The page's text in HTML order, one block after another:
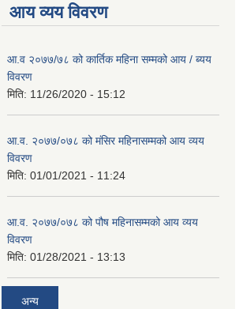
आय व्यय विवरण
आ.व २०७७/७८ को कार्तिक महिना सम्मको आय / ब्यय
विवरण
मिति: 11/26/2020 - 15:12
आ.व. २०७७/०७८ को मंसिर महिनासम्मको आय व्यय
विवरण
मिति: 01/01/2021 - 11:24
आ.व. २०७७/०७८ को पौष महिनासम्मको आय व्यय
विवरण
मिति: 01/28/2021 - 13:13
अन्य